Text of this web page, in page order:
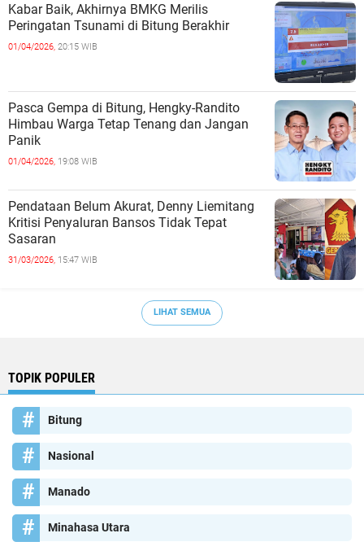
Kabar Baik, Akhirnya BMKG Merilis
Peringatan Tsunami di Bitung Berakhir
01/04/2026, 20:15 WIB
Pasca Gempa di Bitung, Hengky-Randito
Himbau Warga Tetap Tenang dan Jangan
Panik
01/04/2026, 19:08 WIB
Pendataan Belum Akurat, Denny Liemitang
Kritisi Penyaluran Bansos Tidak Tepat
Sasaran
31/03/2026, 15:47 WIB
LIHAT SEMUA
TOPIK POPULER
Bitung
Nasional
Manado
Minahasa Utara